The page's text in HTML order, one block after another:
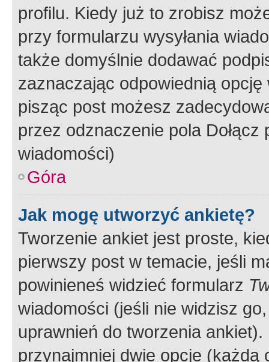
profilu. Kiedy już to zrobisz
przy formularzu wysyłania
także domyślnie dodawać
zaznaczając odpowiednią
pisząc post możesz
przez odznaczenie pola
wiadomości)
Góra
Jak mogę utworzyć ankietę?
Tworzenie ankiet jest proste,
pierwszy post w temacie, jeśli
powinieneś widzieć formularz
wiadomości (jeśli nie widzisz
uprawnień do tworzenia
przynajmniej dwie opcje